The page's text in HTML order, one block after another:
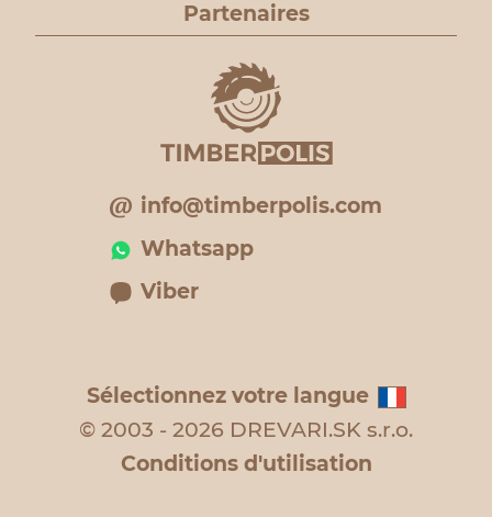
Partenaires
info@timberpolis.com
Whatsapp
Viber
Sélectionnez votre langue
© 2003 - 2026 DREVARI.SK s.r.o.
Conditions d'utilisation